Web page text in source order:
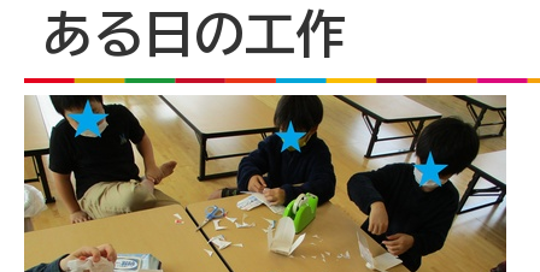
ある日の工作